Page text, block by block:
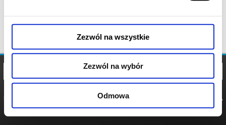
Zezwól na wszystkie
Zezwól na wybór
Odmowa
POLITYKA
POLITYKA